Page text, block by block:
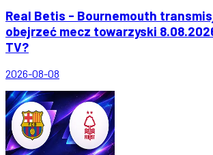
Real Betis - Bournemouth
obejrzeć mecz towarzyski
TV?
2026-08-08